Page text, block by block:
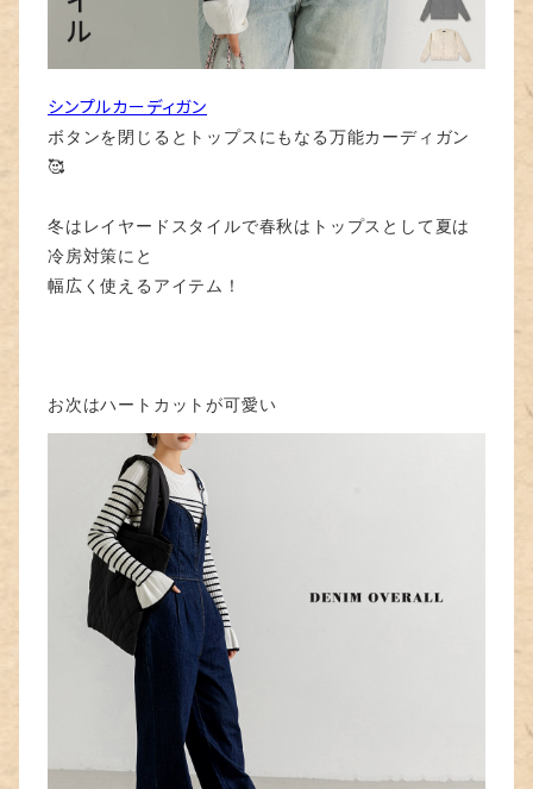
シンプルカーディガン
ボタンを閉じるとトップスにもなる万能カーディガン
🥰
冬はレイヤードスタイルで春秋はトップスとして夏は
冷房対策にと
幅広く使えるアイテム！
お次はハートカットが可愛い